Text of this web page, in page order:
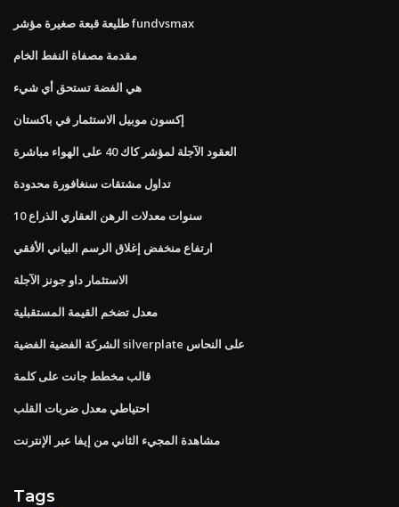
طليعة قبعة صغيرة مؤشر fundvsmax
مقدمة مصفاة النفط الخام
هي الفضة تستحق أي شيء
إكسون موبيل الاستثمار في باكستان
العقود الآجلة لمؤشر كاك 40 على الهواء مباشرة
تداول مشتقات سنغافورة محدودة
10 سنوات معدلات الرهن العقاري الذراع
ارتفاع منخفض إغلاق الرسم البياني الأفقي
الاستثمار داو جونز الآجلة
معدل تضخم القيمة المستقبلية
الشركة الفضية الفضية silverplate على النحاس
قالب مخطط جانت على كلمة
احتياطي معدل ضربات القلب
مشاهدة المجيء الثاني من إيفا عبر الإنترنت
Tags